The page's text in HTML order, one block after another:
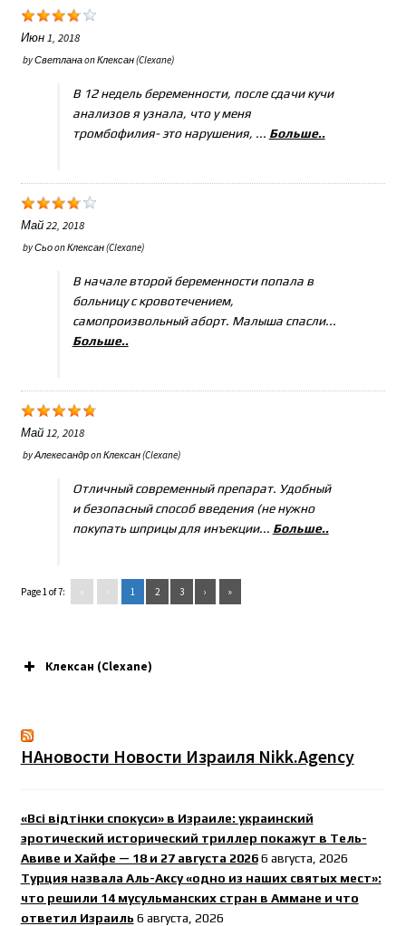
Июн 1, 2018
byСветланаonКлексан (Clexane)
В 12 недель беременности, после сдачи кучи
анализов я узнала, что у меня
тромбофилия- это нарушения, ... Больше..
Май 22, 2018
byСьоonКлексан (Clexane)
В начале второй беременности попала в
больницу с кровотечением,
самопроизвольный аборт. Малыша спасли...
Больше..
Май 12, 2018
byАлекесандрonКлексан (Clexane)
Отличный современный препарат. Удобный
и безопасный способ введения (не нужно
покупать шприцы для инъекции... Больше..
Page 1 of 7: ‹ 1 2 3 › »
Клексан (Clexane)
НАновости Новости Израиля Nikk.Agency
«Всі відтінки спокуси» в Израиле: украинский
эротический исторический триллер покажут в Тель-
Авиве и Хайфе — 18 и 27 августа 2026 6 августа, 2026
Турция назвала Аль-Аксу «одно из наших святых мест»:
что решили 14 мусульманских стран в Аммане и что
ответил Израиль 6 августа, 2026